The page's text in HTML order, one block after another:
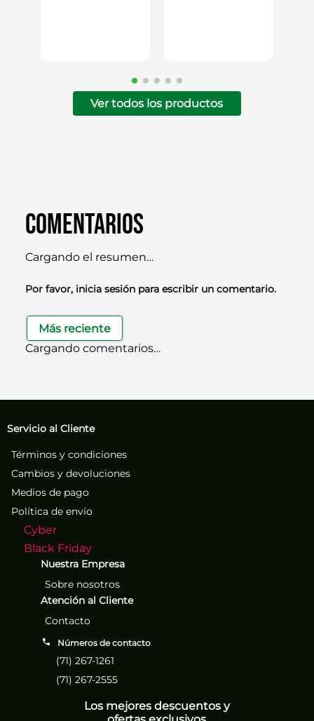
Ver todos los productos
Comentarios
Cargando el resumen…
Por favor, inicia sesión para escribir un comentario.
Más reciente
Cargando comentarios…
Servicio al Cliente
Términos y condiciones
Cambios y devoluciones
Medios de pago
Política de envío
Cyber
Black Friday
Nuestra Empresa
Sobre nosotros
Atención al Cliente
Contacto
Números de contacto
(71) 267-1261
(71) 267-2555
Los mejores descuentos y